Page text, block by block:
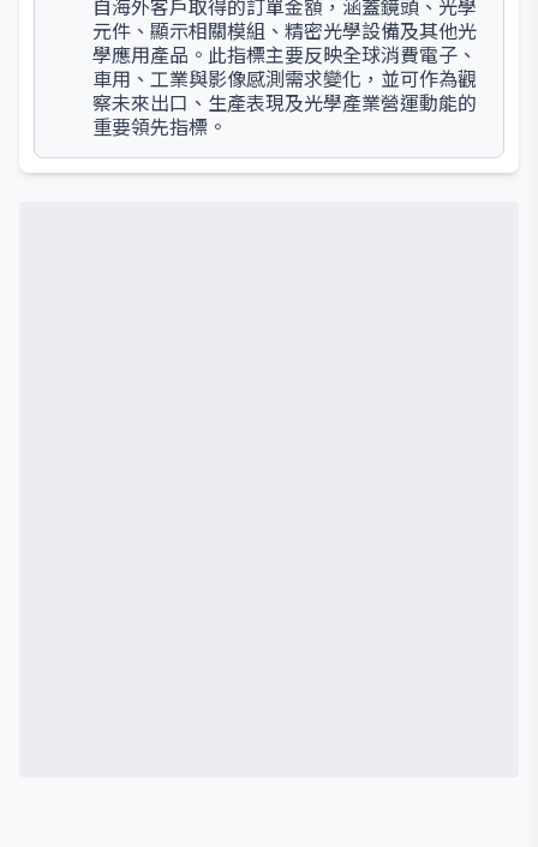
自海外客戶取得的訂單金額，涵蓋鏡頭、光學
元件、顯示相關模組、精密光學設備及其他光
學應用產品。此指標主要反映全球消費電子、
車用、工業與影像感測需求變化，並可作為觀
察未來出口、生產表現及光學產業營運動能的
重要領先指標。